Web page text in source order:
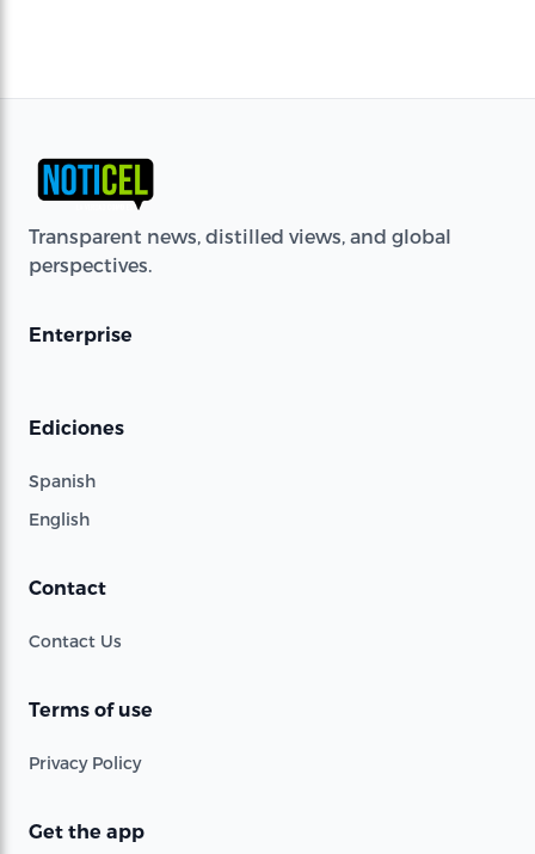
Transparent news, distilled views, and global
perspectives.
Enterprise
Ediciones
Spanish
English
Contact
Contact Us
Terms of use
Privacy Policy
Get the app